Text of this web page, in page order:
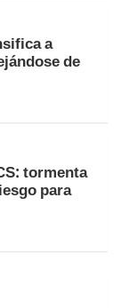
a
de
tormenta
para